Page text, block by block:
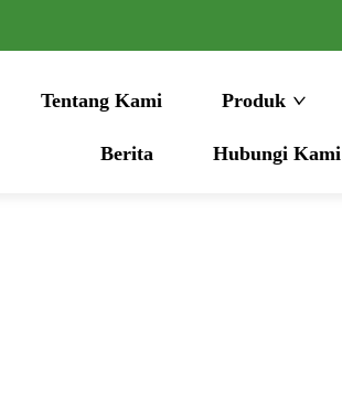
Tentang Kami Produk
Berita Hubungi Kami